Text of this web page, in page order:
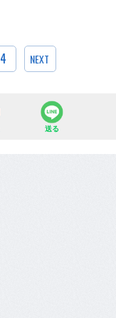
4 NEXT
送る